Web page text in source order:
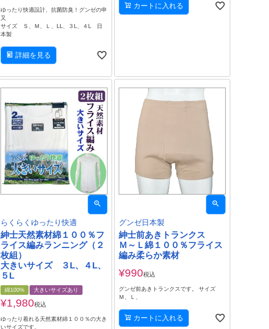
ゆったり快適設計、抗菌防臭！グンゼの申
又
サイズ Ｓ、Ｍ、Ｌ、LL、３L、４L 日
本製
詳細を見る
カートに入れる
らくらくゆったり快適
紳士天然素材綿１００％フ
ライス編みランニング（２
枚組）
大きいサイズ ３L、４L、
５L
綿100% 大きいサイズあり
¥1,980税込
ゆったり着れる天然素材綿１００％の大き
いサイズです。
グンゼ日本製
紳士前あきトランクス
Ｍ～Ｌ綿１００％フライス
編み柔らか素材
¥990税込
グンゼ前あきトランクスです。 サイズ
Ｍ、Ｌ、
カートに入れる